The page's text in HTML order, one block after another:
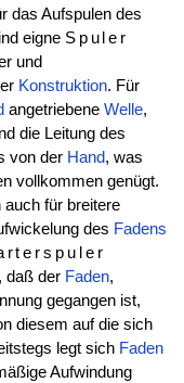
das Aufspulen des
eigne Spuler
und
Konstruktion. Für
angetriebene Welle,
die Leitung des
von der Hand, was
vollkommen genügt.
auch für breitere
des Fadens
daß der Faden,
gegangen ist,
diesem auf die sich
legt sich Faden
Aufwindung